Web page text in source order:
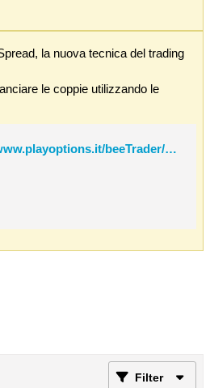
la nuova tecnica del trading
le coppie utilizzando le
http://www.playoptions.it/beeTrader/OverSpread.pdf
Filter